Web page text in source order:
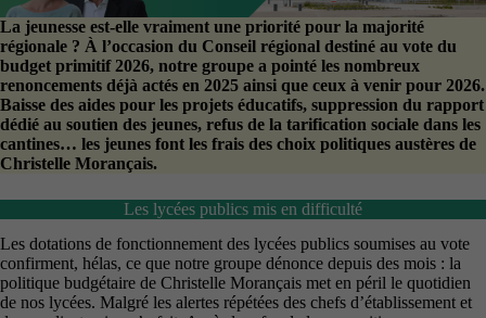
La jeunesse est-elle vraiment une priorité pour la majorité
régionale ? À l’occasion du Conseil régional destiné au vote du
budget primitif 2026, notre groupe a pointé les nombreux
renoncements déjà actés en 2025 ainsi que ceux à venir pour 2026.
Baisse des aides pour les projets éducatifs, suppression du rapport
dédié au soutien des jeunes, refus de la tarification sociale dans les
cantines… les jeunes font les frais des choix politiques austères de
Christelle Morançais.
Les lycées publics mis en difficulté
Les dotations de fonctionnement des lycées publics soumises au vote
confirment, hélas, ce que notre groupe dénonce depuis des mois : la
politique budgétaire de Christelle Morançais met en péril le quotidien
de nos lycées. Malgré les alertes répétées des chefs d’établissement et